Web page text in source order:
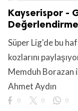
Kayserispor -
Süper Lig'de bu
kozlarını
Memduh
Ahmet Aydın
0 0 0